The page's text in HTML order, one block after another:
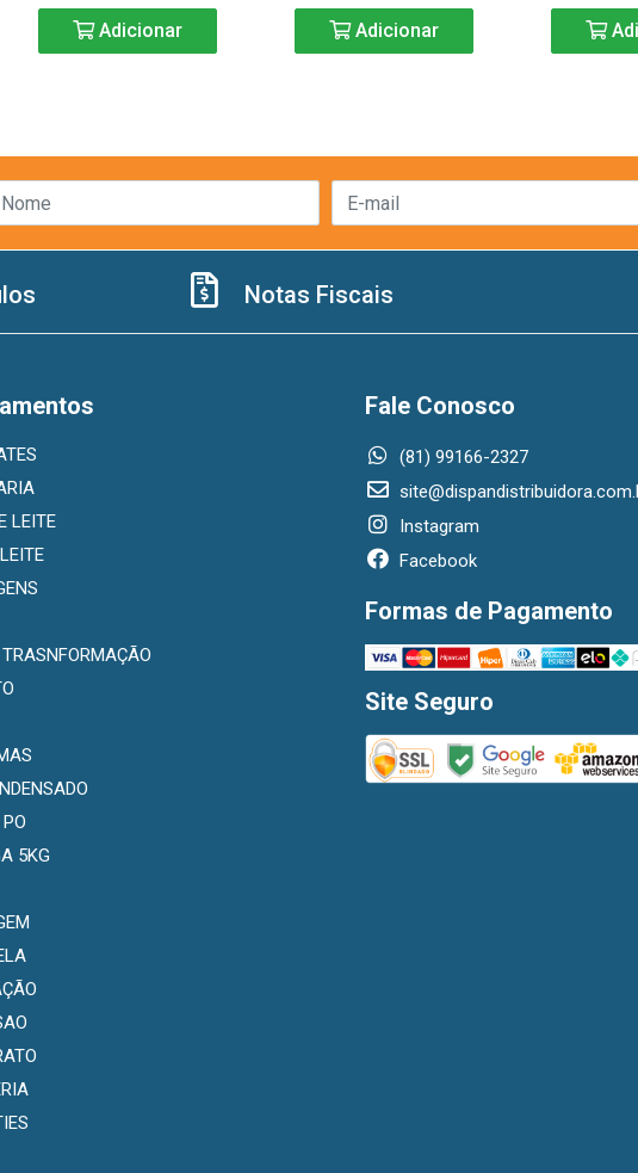
Adicionar Adicionar
Notas Fiscais
LEITE
5KG
Fale Conosco
(81) 99166-2327
Instagram
Facebook
Formas de Pagamento
Site Seguro